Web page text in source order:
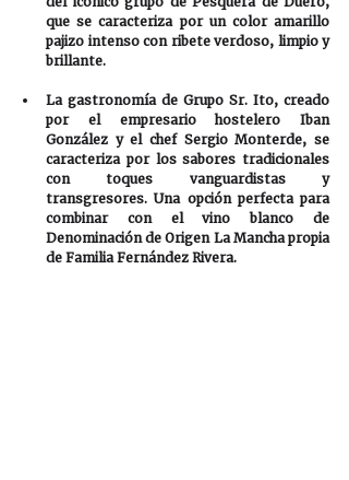
que se caracteriza por un color amarillo
pajizo intenso con ribete verdoso, limpio y
brillante.
La gastronomía de Grupo Sr. Ito, creado
por el empresario hostelero Iban
González y el chef Sergio Monterde, se
caracteriza por los sabores tradicionales
con toques vanguardistas y
transgresores. Una opción perfecta para
combinar con el vino blanco de
Denominación de Origen La Mancha propia
de Familia Fernández Rivera.